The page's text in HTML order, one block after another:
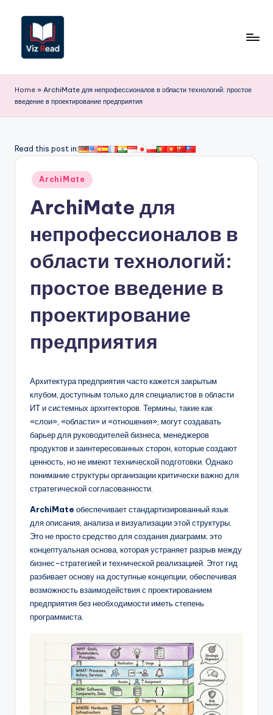
Перейти
содержимому
iz
R
a
o
w
&
D
it
Home » ArchiMate для непрофессионалов в области технологий: простое
введение в проектирование предприятия
Read this post in:
Опубликовано
ArchiMate
ArchiMate для
непрофессионалов в
области технологий:
простое введение в
проектирование
предприятия
Архитектура предприятия часто кажется закрытым
клубом, доступным только для специалистов в области
ИТ и системных архитекторов. Термины, такие как
«слои», «области» и «отношения», могут создавать
барьер для руководителей бизнеса, менеджеров
продуктов и заинтересованных сторон, которые создают
ценность, но не имеют технической подготовки. Однако
понимание структуры организации критически важно для
стратегической согласованности.
ArchiMate обеспечивает стандартизированный язык
для описания, анализа и визуализации этой структуры.
Это не просто средство для создания диаграмм; это
концептуальная основа, которая устраняет разрыв между
бизнес-стратегией и технической реализацией. Этот гид
разбивает основу на доступные концепции, обеспечивая
возможность взаимодействия с проектированием
предприятия без необходимости иметь степень
программиста.